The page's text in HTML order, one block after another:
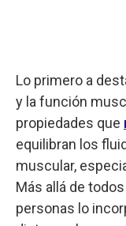
Lo primero a
y la función
propiedades que
equilibran los
muscular,
Más allá de
personas lo